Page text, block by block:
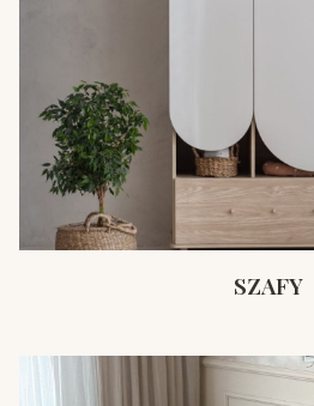
SZAFY